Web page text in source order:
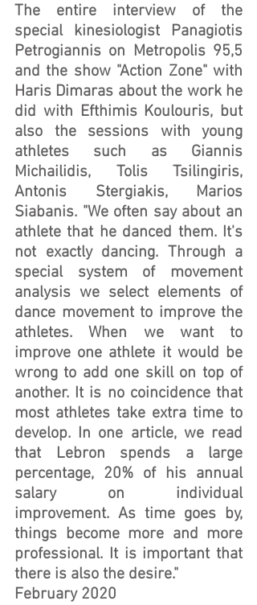
The entire interview of the
special kinesiologist Panagiotis
Petrogiannis on Metropolis 95,5
and the show "Action Zone" with
Haris Dimaras about the work he
did with Efthimis Koulouris, but
also the sessions with young
athletes such as Giannis
Michailidis, Tolis Tsilingiris,
Antonis Stergiakis, Marios
Siabanis. "We often say about an
athlete that he danced them. It's
not exactly dancing. Through a
special system of movement
analysis we select elements of
dance movement to improve the
athletes. When we want to
improve one athlete it would be
wrong to add one skill on top of
another. It is no coincidence that
most athletes take extra time to
develop. In one article, we read
that Lebron spends a large
percentage, 20% of his annual
salary on individual
improvement. As time goes by,
things become more and more
professional. It is important that
there is also the desire."
February 2020